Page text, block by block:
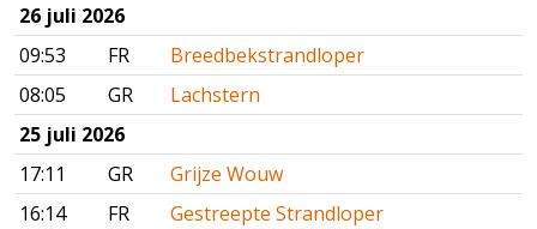
26 juli 2026
09:53
FR
Breedbekstrandloper
08:05
GR
Lachstern
25 juli 2026
17:11
GR
Grijze Wouw
16:14
FR
Gestreepte Strandloper